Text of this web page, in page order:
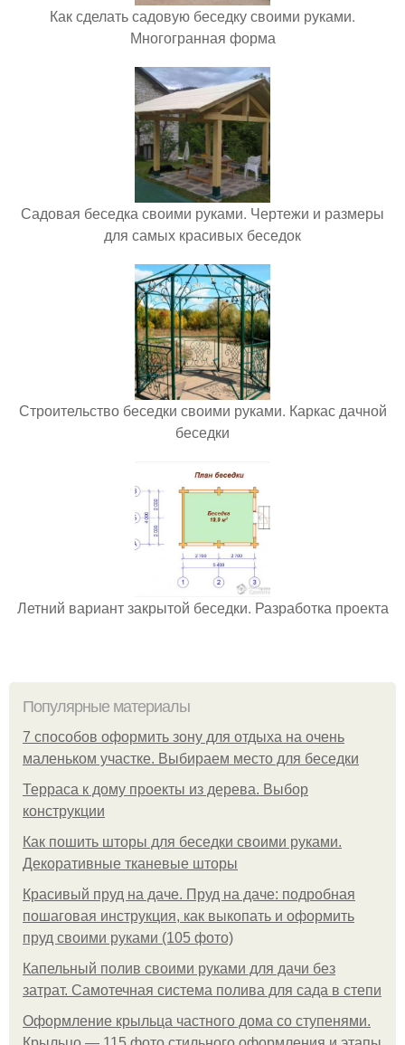
Как сделать садовую беседку своими руками.
Многогранная форма
Садовая беседка своими руками. Чертежи и размеры
для самых красивых беседок
Строительство беседки своими руками. Каркас дачной
беседки
Летний вариант закрытой беседки. Разработка проекта
Популярные материалы
7 способов оформить зону для отдыха на очень
маленьком участке. Выбираем место для беседки
Терраса к дому проекты из дерева. Выбор
конструкции
Как пошить шторы для беседки своими руками.
Декоративные тканевые шторы
Красивый пруд на даче. Пруд на даче: подробная
пошаговая инструкция, как выкопать и оформить
пруд своими руками (105 фото)
Капельный полив своими руками для дачи без
затрат. Самотечная система полива для сада в степи
Оформление крыльца частного дома со ступенями.